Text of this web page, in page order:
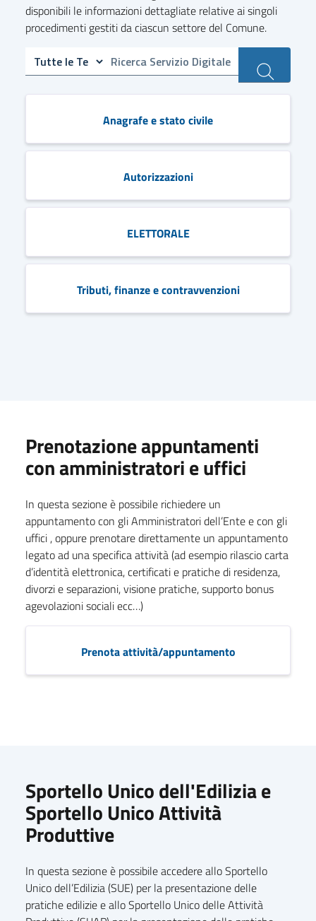
disponibili le informazioni dettagliate relative ai singoli
procedimenti gestiti da ciascun settore del Comune.
Anagrafe e stato civile
Autorizzazioni
ELETTORALE
Tributi, finanze e contravvenzioni
Prenotazione appuntamenti
con amministratori e uffici
In questa sezione è possibile richiedere un
appuntamento con gli Amministratori dell’Ente e con gli
uffici , oppure prenotare direttamente un appuntamento
legato ad una specifica attività (ad esempio rilascio carta
d’identità elettronica, certificati e pratiche di residenza,
divorzi e separazioni, visione pratiche, supporto bonus
agevolazioni sociali ecc…)
Prenota attività/appuntamento
Sportello Unico dell'Edilizia e
Sportello Unico Attività
Produttive
In questa sezione è possibile accedere allo Sportello
Unico dell’Edilizia (SUE) per la presentazione delle
pratiche edilizie e allo Sportello Unico delle Attività